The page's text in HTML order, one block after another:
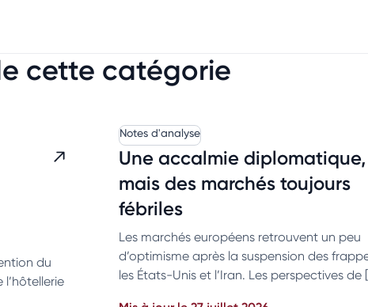
cette catégorie
du
l’hôtellerie
Notes d'analyse
Une accalmie diplomatique,
mais des marchés toujours
fébriles
Les marchés européens retrouvent un peu
d’optimisme après la suspension des
les États-Unis et l’Iran. Les perspectives de